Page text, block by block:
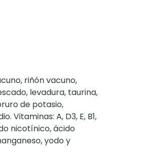
riñón vacuno,
levadura, taurina,
de potasio,
Vitaminas: A, D3, E, B1,
nicotínico, ácido
yodo y